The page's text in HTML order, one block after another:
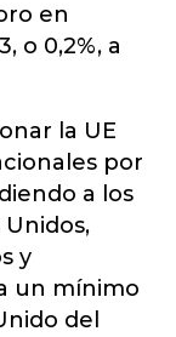
en
o 0,2%, a
la UE
por
a los
y
un mínimo
del